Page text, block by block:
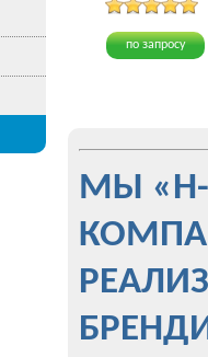
по запросу
МЫ